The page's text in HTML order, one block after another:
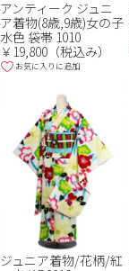
アンティーク ジュニ
ア着物(8歳,9歳)女の子
水色 袋帯 1010
￥19,800（税込み）
お気に入りに追加
ジュニア着物/花柄/紅